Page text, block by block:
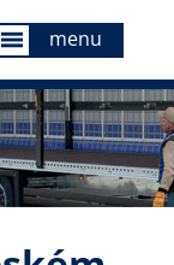
menu menu